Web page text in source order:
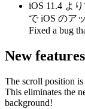
iOS 11.4 よ
で iOS のア
Fixed a bug
New features
The scroll position
This eliminates the
background!